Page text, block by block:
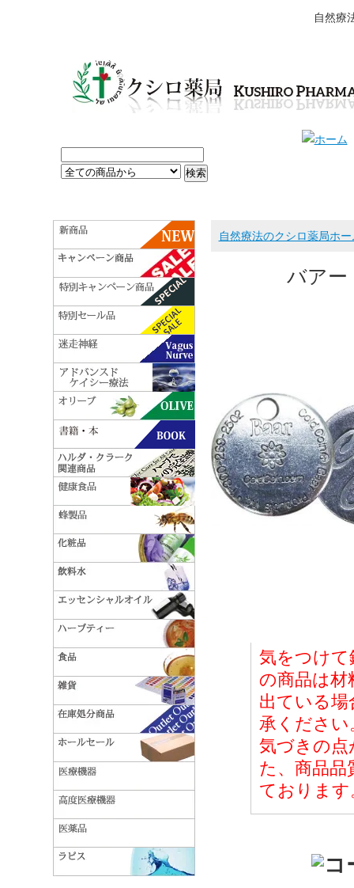
自然療
自然療法のクシロ薬局ホー
バア
気をつけて
の商品は材
出ている場
承ください
気づきの
た、商品品
ております